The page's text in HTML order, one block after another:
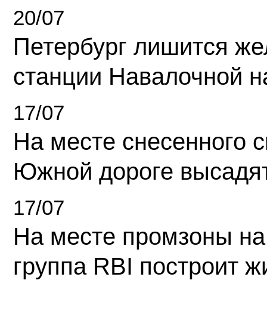
20/07
Петербург лишится
станции Навалочной
17/07
На месте снесенного
Южной дороге
17/07
На месте промзоны
группа RBI построит